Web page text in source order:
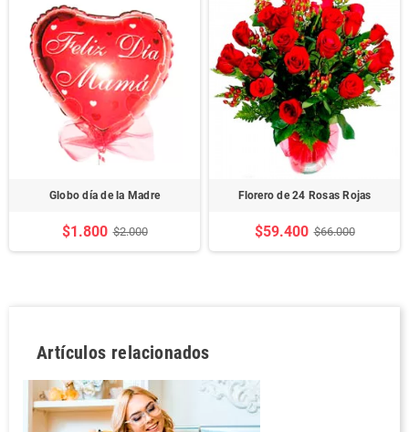
Globo día de la Madre
$1.800 $2.000
Florero de 24 Rosas Rojas
$59.400 $66.000
Artículos relacionados